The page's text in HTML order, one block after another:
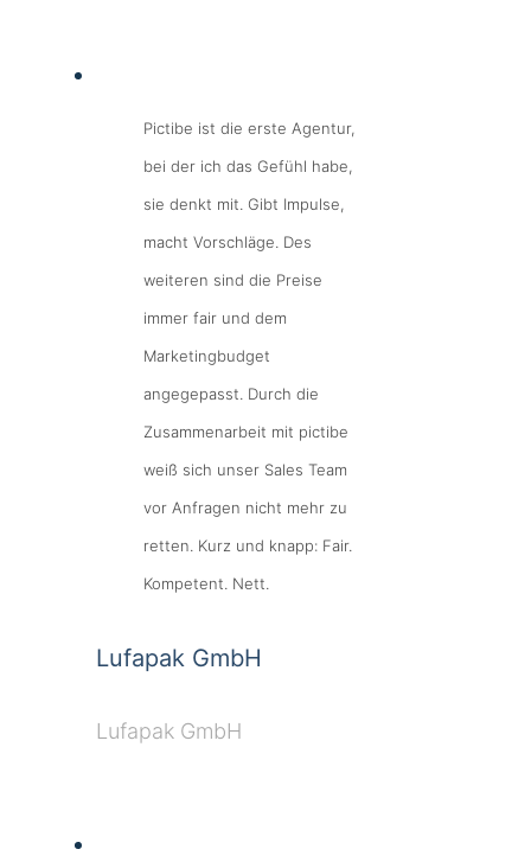
Pictibe ist die erste Agentur,
bei der ich das Gefühl habe,
sie denkt mit. Gibt Impulse,
macht Vorschläge. Des
weiteren sind die Preise
immer fair und dem
Marketingbudget
angegepasst. Durch die
Zusammenarbeit mit pictibe
weiß sich unser Sales Team
vor Anfragen nicht mehr zu
retten. Kurz und knapp: Fair.
Kompetent. Nett.
Lufapak GmbH
Lufapak GmbH